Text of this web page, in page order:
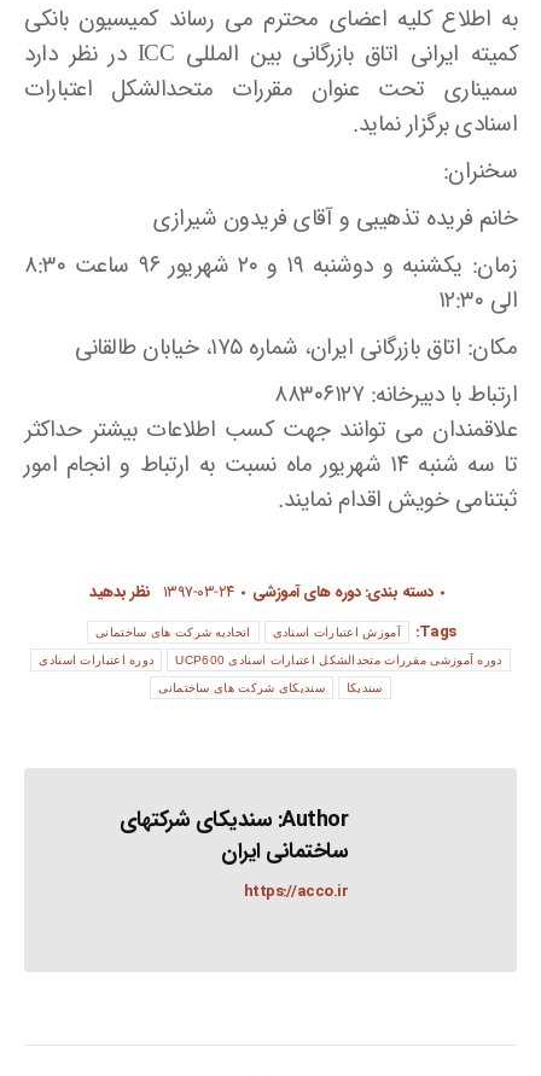
به اطلاع کلیه اعضای محترم می رساند کمیسیون بانکی
کمیته ایرانی اتاق بازرگانی بین المللی ICC در نظر دارد
سمیناری تحت عنوان مقررات متحدالشکل اعتبارات
اسنادی برگزار نماید.
سخنران:
خانم فریده تذهیبی و آقای فریدون شیرازی
زمان: یکشنبه و دوشنبه ۱۹ و ۲۰ شهریور ۹۶ ساعت ۸:۳۰
الی ۱۲:۳۰
مکان: اتاق بازرگانی ایران، شماره ۱۷۵، خیابان طالقانی
ارتباط با دبیرخانه: ۸۸۳۰۶۱۲۷
علاقمندان می توانند جهت کسب اطلاعات بیشتر حداکثر
تا سه شنبه ۱۴ شهریور ماه نسبت به ارتباط و انجام امور
ثبتنامی خویش اقدام نمایند.
دسته بندی:دوره های آموزشی ۱۳۹۷-۰۳-۲۴ نظر بدهید
Tags:
آموزش اعتبارات اسنادی اتحادیه شرکت های ساختمانی
دوره آموزشی مقررات متحدالشکل اعتبارات اسنادی UCP600 دوره اعتبارات اسنادی
سندیکا سندیکای شرکت های ساختمانی
Author: سندیکای شرکتهای
ساختمانی ایران
https://acco.ir